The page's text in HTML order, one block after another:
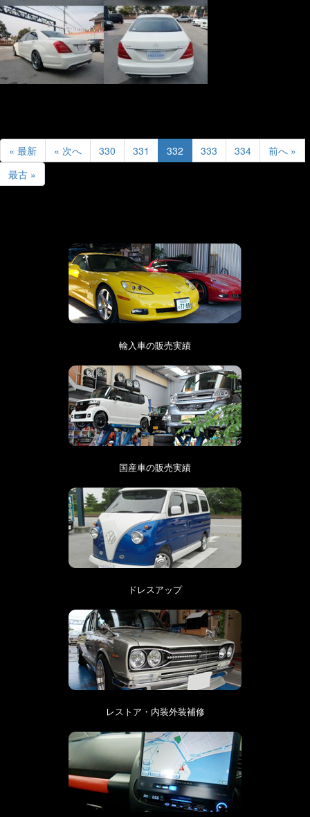
« 最新 « 次へ 330 331 332 333 334
前へ »
最古 »
輸入車の販売実績
国産車の販売実績
ドレスアップ
レストア・内装外装補修